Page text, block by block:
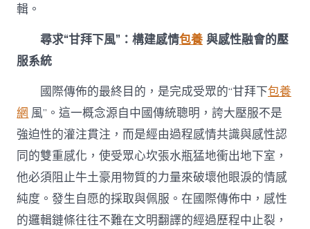
輯。
尋求“甘拜下風”：構建感情包養 與感性融會的壓
服系統
國際傳佈的最終目的，是完成受眾的“甘拜下包養
網 風”。這一概念源自中國傳統聰明，誇大壓服不是
強迫性的灌注貫注，而是經由過程感情共識與感性認
同的雙重感化，使受眾心坎張水瓶猛地衝出地下室，
他必須阻止牛土豪用物質的力量來破壞他眼淚的情感
純度。發生自愿的採取與佩服。在國際傳佈中，感性
的邏輯鏈條往往不難在文明翻譯的經過歷程中止裂，